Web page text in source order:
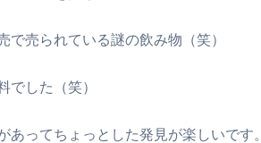
売られている謎の飲み物（笑）
でした（笑）
ってちょっとした発見が楽しいです。